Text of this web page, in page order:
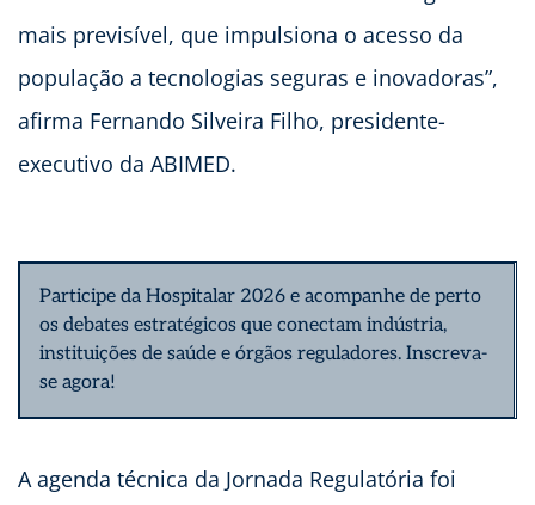
mais previsível, que impulsiona o acesso da
população a tecnologias seguras e inovadoras”,
afirma Fernando Silveira Filho, presidente-
executivo da ABIMED.
Participe da Hospitalar 2026 e acompanhe de perto
os debates estratégicos que conectam indústria,
instituições de saúde e órgãos reguladores. Inscreva-
se agora!
A agenda técnica da Jornada Regulatória foi